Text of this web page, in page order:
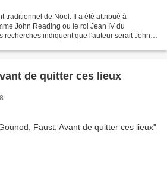
traditionnel de Nöel. Il a été attribué à
John Reading ou le roi Jean IV du
recherches indiquent que l'auteur serait John
de quitter ces lieux